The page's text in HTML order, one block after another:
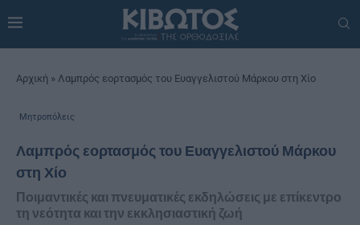
Αρχική » Λαμπρός εορτασμός του Ευαγγελιστού Μάρκου στη Χίο
Μητροπόλεις
Λαμπρός εορτασμός του Ευαγγελιστού Μάρκου
στη Χίο
Ποιμαντικές και πνευματικές εκδηλώσεις με επίκεντρο
τη νεότητα και την εκκλησιαστική ζωή